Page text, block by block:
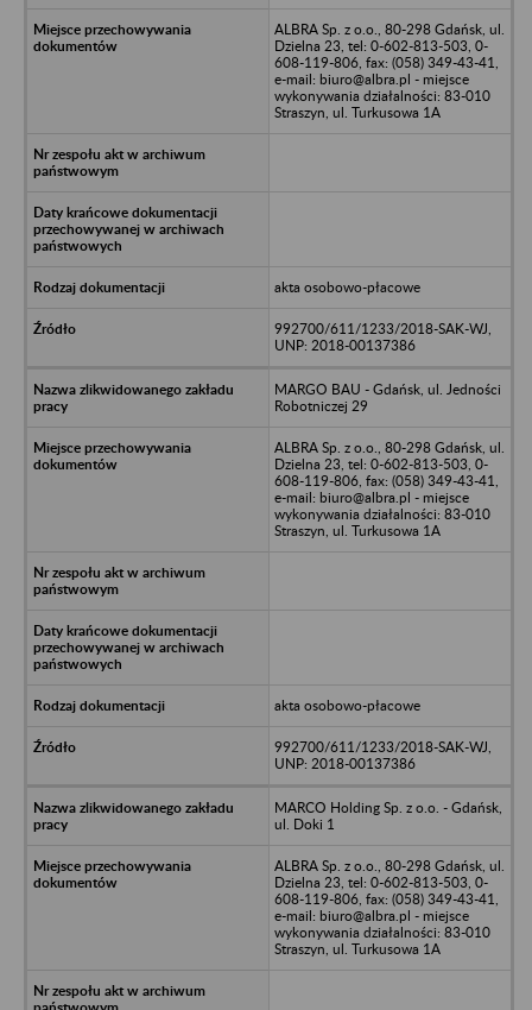
ALBRA Sp. z o.o., 80-298 Gdańsk, ul.
Dzielna 23, tel: 0-602-813-503, 0-
608-119-806, fax: (058) 349-43-41,
e-mail: biuro@albra.pl - miejsce
wykonywania działalności: 83-010
Straszyn, ul. Turkusowa 1A
akta osobowo-płacowe
992700/611/1233/2018-SAK-WJ,
UNP: 2018-00137386
MARGO BAU - Gdańsk, ul. Jedności
Robotniczej 29
ALBRA Sp. z o.o., 80-298 Gdańsk, ul.
Dzielna 23, tel: 0-602-813-503, 0-
608-119-806, fax: (058) 349-43-41,
e-mail: biuro@albra.pl - miejsce
wykonywania działalności: 83-010
Straszyn, ul. Turkusowa 1A
akta osobowo-płacowe
992700/611/1233/2018-SAK-WJ,
UNP: 2018-00137386
MARCO Holding Sp. z o.o. - Gdańsk,
ul. Doki 1
ALBRA Sp. z o.o., 80-298 Gdańsk, ul.
Dzielna 23, tel: 0-602-813-503, 0-
608-119-806, fax: (058) 349-43-41,
e-mail: biuro@albra.pl - miejsce
wykonywania działalności: 83-010
Straszyn, ul. Turkusowa 1A